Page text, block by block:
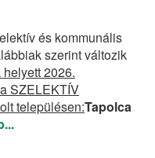
és kommunális
szerint változik
2026.
SZELEKTÍV
településen:Tapolca